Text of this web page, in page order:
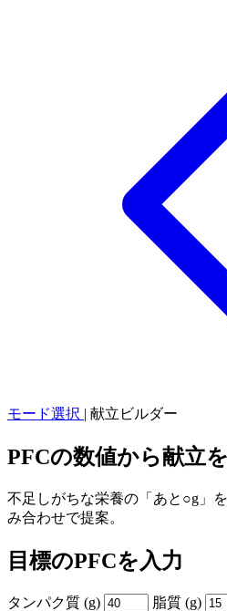
モード選択 | 献立ビルダー
PFCの数値から献立
不足しがちな栄養の「あと○g」
み合わせで提案。
目標のPFCを入力
タンパク質 (g) 脂質 (g)